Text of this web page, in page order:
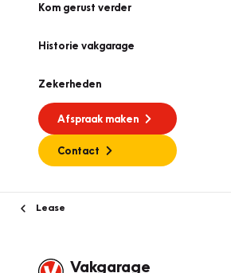
Kom gerust verder
Historie vakgarage
Zekerheden
Afspraak maken
Contact
Lease